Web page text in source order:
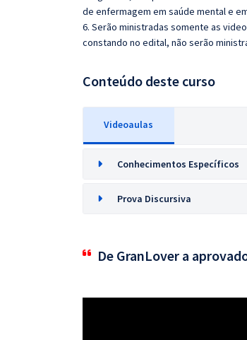
de enfermagem em saúde mental e
6. Serão ministradas somente as
constando no edital, não serão
Conteúdo deste curso
Videoaulas
Conhecimentos Específicos
Prova Discursiva
De GranLover a